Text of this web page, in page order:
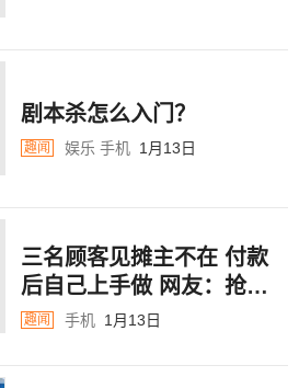
剧本杀怎么入门？
趣闻 娱乐 手机 1月13日
三名顾客见摊主不在 付款
后自己上手做 网友：抢饭
碗来了？
趣闻 手机 1月13日